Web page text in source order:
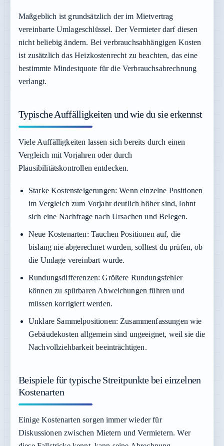
Maßgeblich ist grundsätzlich der im Mietvertrag
vereinbarte Umlageschlüssel. Der Vermieter darf diesen
nicht beliebig ändern. Bei verbrauchsabhängigen Kosten
ist zusätzlich das Heizkostenrecht zu beachten, das eine
bestimmte Mindestquote für die Verbrauchsabrechnung
verlangt.
Typische Auffälligkeiten und wie du sie erkennst
Viele Auffälligkeiten lassen sich bereits durch einen
Vergleich mit Vorjahren oder durch
Plausibilitätskontrollen entdecken.
Starke Kostensteigerungen: Wenn einzelne Positionen
im Vergleich zum Vorjahr deutlich höher sind, lohnt
sich eine Nachfrage nach Ursachen und Belegen.
Neue Kostenarten: Tauchen Positionen auf, die
bislang nie abgerechnet wurden, solltest du prüfen, ob
die Umlage vereinbart wurde.
Rundungsdifferenzen: Größere Rundungsfehler
können zu spürbaren Abweichungen führen und
müssen korrigiert werden.
Unklare Sammelpositionen: Zusammenfassungen wie
Gebäudekosten allgemein sind ungeeignet, weil sie die
Nachvollziehbarkeit beeinträchtigen.
Beispiele für typische Streitpunkte bei einzelnen
Kostenarten
Einige Kostenarten sorgen immer wieder für
Diskussionen zwischen Mietern und Vermietern. Wer